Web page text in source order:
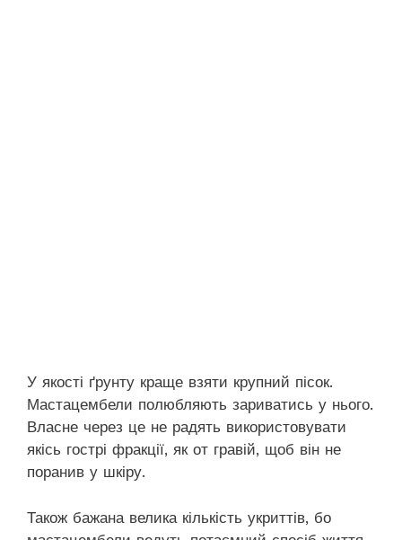
У якості ґрунту краще взяти крупний пісок.
Мастацембели полюбляють зариватись у нього.
Власне через це не радять використовувати
якісь гострі фракції, як от гравій, щоб він не
поранив у шкіру.
Також бажана велика кількість укриттів, бо